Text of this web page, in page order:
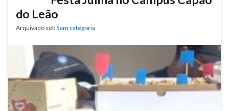
do Leão
Arquivado sobSem categoria